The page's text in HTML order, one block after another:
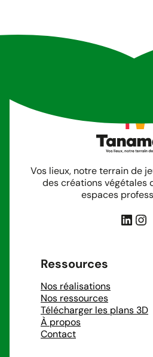
Vos lieux, notre terrain de
des créations végétales
espaces
Ressources
Nos réalisations
Nos ressources
Télécharger les plans 3D
À propos
Contact